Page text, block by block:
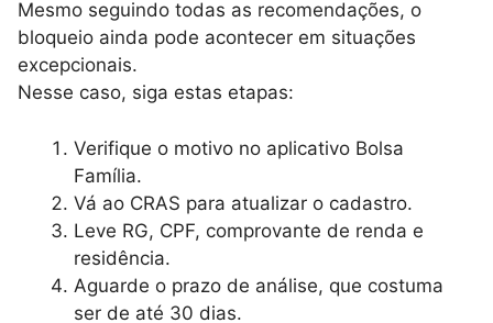
Mesmo seguindo todas as recomendações, o
bloqueio ainda pode acontecer em situações
excepcionais.
Nesse caso, siga estas etapas:
Verifique o motivo no aplicativo Bolsa
Família.
Vá ao CRAS para atualizar o cadastro.
Leve RG, CPF, comprovante de renda e
residência.
Aguarde o prazo de análise, que costuma
ser de até 30 dias.